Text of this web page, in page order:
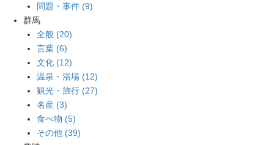
問題・事件 (9)
群馬
全般 (20)
言葉 (6)
文化 (12)
温泉・浴場 (12)
観光・旅行 (27)
名産 (3)
食べ物 (5)
その他 (39)